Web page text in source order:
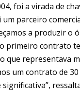
foi a virada de
um parceiro
a produzir o
primeiro contrato
que representava
um contrato de